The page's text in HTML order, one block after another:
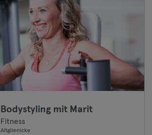
Bodystyling mit Marit
Fitness
Altglienicke